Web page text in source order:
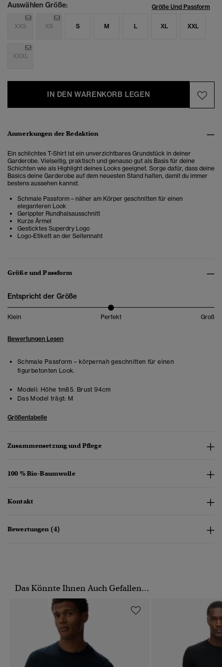
Auswählen Größe: Größe Und Passform
XXS XS S M L XL XXL
XXXL
IN DEN WARENKORB LEGEN
Anmerkungen der Redaktion
Ein schlichtes T-Shirt ist ein unverzichtbares Grundstück in deiner
Garderobe. Vielseitig, praktisch und genauso gut als Basis für deine
Schichten wie als Highlight deines Looks geeignet. Sorge dafür, dass deine
Basics deine Garderobe auf dem neuesten Stand halten, damit du immer
bestens aussehen kannst.
Schmale Passform – näher am Körper geschnitten für einen
eleganteren Look
Gerippter Rundhalsausschnitt
Kurze Ärmel
Gesticktes Superdry Logo
Logo-Etikett an der Seitennaht
Größe und Passform
Entspricht der Größe
Klein Perfekt Groß
Bewertungen Lesen
Schmale Passform – körpernah geschnitten für einen
figurbetonten Look.
Modell: Höhe 1m85. Brust 94cm
Das Model trägt: M
Größentabelle
Zusammensetzung und Pflege
100 % Bio-Baumwolle
Kontakt
Bewertungen (4)
Das Könnte Ihnen Auch Gefallen...